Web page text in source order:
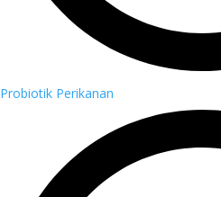
Probiotik Perikanan